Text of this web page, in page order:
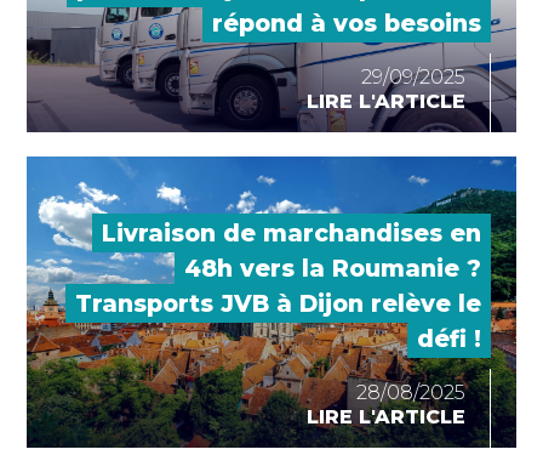
répond à vos besoins
29/09/2025
LIRE L'ARTICLE
Livraison de marchandises en
48h vers la Roumanie ?
Transports JVB à Dijon relève le
défi !
28/08/2025
LIRE L'ARTICLE